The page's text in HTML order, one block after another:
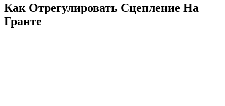
Как Отрегулировать Сцепление На
Гранте